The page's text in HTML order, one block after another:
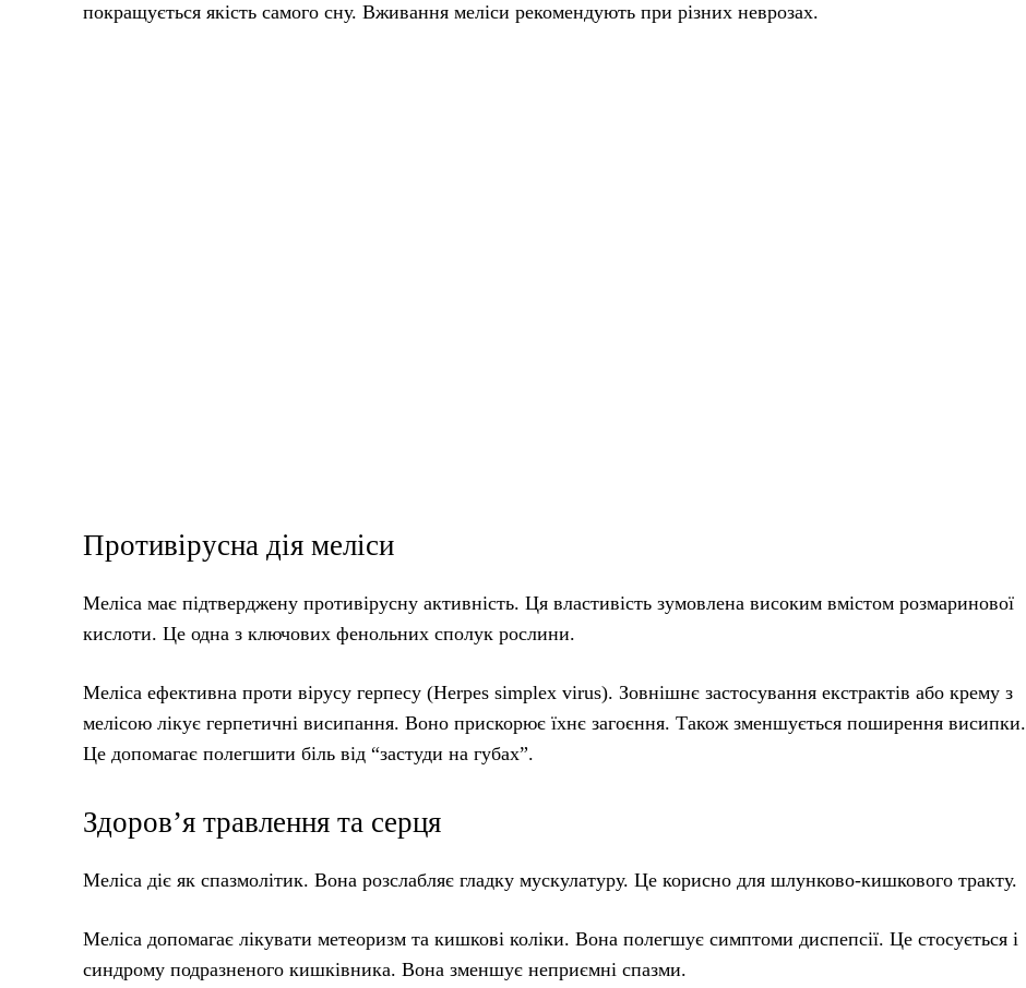
покращується якість самого сну. Вживання меліси рекомендують при різних неврозах.
Противірусна дія меліси
Меліса має підтверджену противірусну активність. Ця властивість зумовлена високим вмістом розмаринової
кислоти. Це одна з ключових фенольних сполук рослини.
Меліса ефективна проти вірусу герпесу (Herpes simplex virus). Зовнішнє застосування екстрактів або крему з
мелісою лікує герпетичні висипання. Воно прискорює їхнє загоєння. Також зменшується поширення висипки.
Це допомагає полегшити біль від “застуди на губах”.
Здоров’я травлення та серця
Меліса діє як спазмолітик. Вона розслабляє гладку мускулатуру. Це корисно для шлунково-кишкового тракту.
Меліса допомагає лікувати метеоризм та кишкові коліки. Вона полегшує симптоми диспепсії. Це стосується і
синдрому подразненого кишківника. Вона зменшує неприємні спазми.